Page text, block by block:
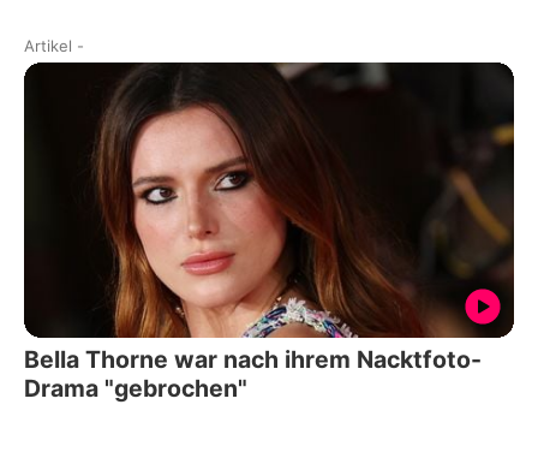
Artikel -
Bella Thorne war nach ihrem Nacktfoto-
Drama "gebrochen"